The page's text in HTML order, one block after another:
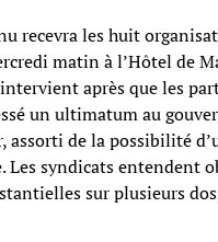
recevra les huit
matin à l’Hôtel de
après que les
un ultimatum au
assorti de la possibilité
Les syndicats entendent
sur plusieurs